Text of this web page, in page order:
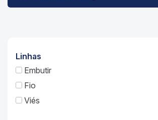
Linhas
Embutir
Fio
Viés